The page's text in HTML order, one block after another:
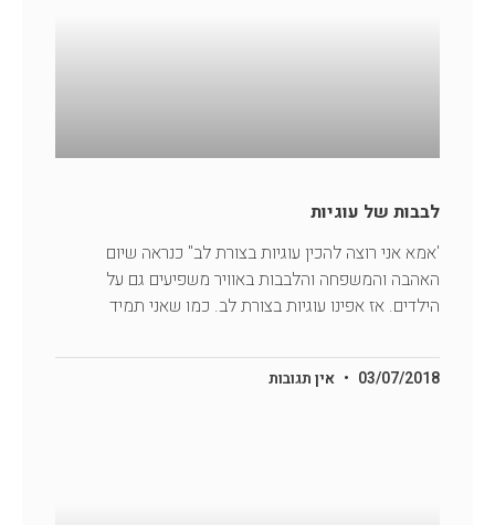
לבבות של עוגיות
'אמא אני רוצה להכין עוגיות בצורת לב" כנראה שיום
האהבה והמשפחה והלבבות באוויר משפיעים גם על
הילדים. אז אפינו עוגיות בצורת לב. כמו שאני תמיד
03/07/2018 אין תגובות